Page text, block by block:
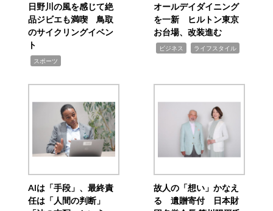
日野川の風を感じて絶
品ジビエも満喫 鳥取
のサイクリングイベン
ト
スポーツ
オールデイダイニング
を一新 ヒルトン東京
お台場、改装進む
ビジネス ライフスタイル
AIは「手段」、最終責
任は「人間の判断」
故人の「想い」かなえ
る 遺贈寄付 日本財